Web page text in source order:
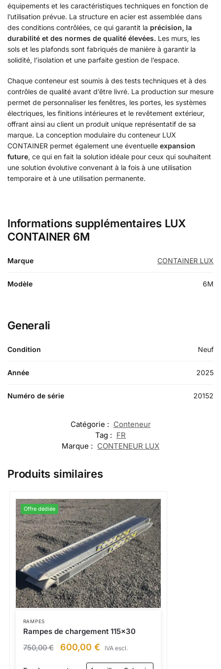
équipements et les caractéristiques techniques en fonction de
l’utilisation prévue. La structure en acier est assemblée dans
des conditions contrôlées, ce qui garantit la précision, la
durabilité et des normes de qualité élevées. Les murs, les
sols et les plafonds sont fabriqués de manière à garantir la
solidité, l’isolation et une parfaite gestion de l’espace.
Chaque conteneur est soumis à des tests techniques et à des
contrôles de qualité avant d’être livré. La production sur mesure
permet de personnaliser les fenêtres, les portes, les systèmes
électriques, les finitions intérieures et le revêtement extérieur,
offrant ainsi au client un produit unique représentatif de sa
marque. La conception modulaire du conteneur LUX
CONTAINER permet également une éventuelle expansion
future, ce qui en fait la solution idéale pour ceux qui souhaitent
une solution évolutive convenant à la fois à une utilisation
temporaire et à une utilisation permanente.
Informations supplémentaires LUX
CONTAINER 6M
Marque CONTAINER LUX
Modèle 6M
Generali
Condition Neuf
Année 2025
Numéro de série 20152
Catégorie : Conteneur
Tag : FR
Marque : CONTENEUR LUX
Produits similaires
Offre dédiée
RAMPES
Rampes de chargement 115×30
750,00€ 600,00 € IVA escl.